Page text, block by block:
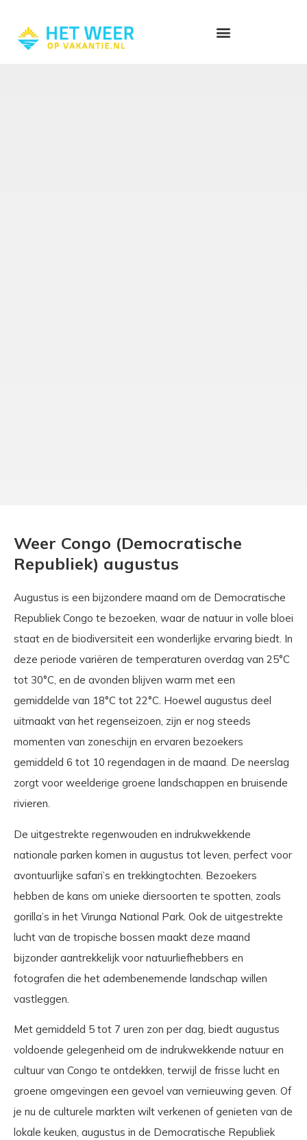
Weer Congo (Democratische
Republiek) augustus
Augustus is een bijzondere maand om de Democratische
Republiek Congo te bezoeken, waar de natuur in volle bloei
staat en de biodiversiteit een wonderlijke ervaring biedt. In
deze periode variëren de temperaturen overdag van 25°C
tot 30°C, en de avonden blijven warm met een
gemiddelde van 18°C tot 22°C. Hoewel augustus deel
uitmaakt van het regenseizoen, zijn er nog steeds
momenten van zoneschijn en ervaren bezoekers
gemiddeld 6 tot 10 regendagen in de maand. De neerslag
zorgt voor weelderige groene landschappen en bruisende
rivieren.
De uitgestrekte regenwouden en indrukwekkende
nationale parken komen in augustus tot leven, perfect voor
avontuurlijke safari’s en trekkingtochten. Bezoekers
hebben de kans om unieke diersoorten te spotten, zoals
gorilla’s in het Virunga National Park. Ook de uitgestrekte
lucht van de tropische bossen maakt deze maand
bijzonder aantrekkelijk voor natuurliefhebbers en
fotografen die het adembenemende landschap willen
vastleggen.
Met gemiddeld 5 tot 7 uren zon per dag, biedt augustus
voldoende gelegenheid om de indrukwekkende natuur en
cultuur van Congo te ontdekken, terwijl de frisse lucht en
groene omgevingen een gevoel van vernieuwing geven. Of
je nu de culturele markten wilt verkenen of genieten van de
lokale keuken, augustus in de Democratische Republiek